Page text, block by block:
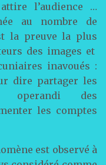
l’audience …
au nombre de
la preuve la plus
des images et
inavoués :
dire partager les
des
les comptes
est observé à